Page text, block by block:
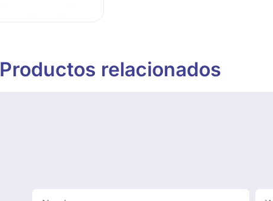
Productos relacionados